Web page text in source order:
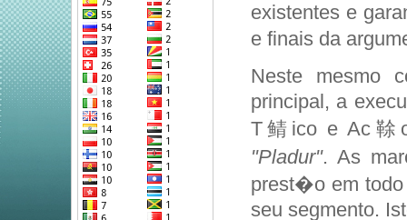
existentes e
e finais da
Neste mesmo
principal, a
T鲭ico e Ac䩣
"Pladur". As
prest�o em
seu segmento.